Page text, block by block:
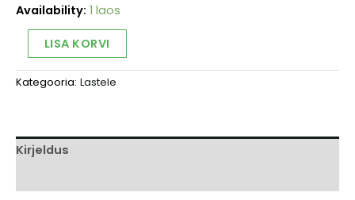
Availability: 1 laos
Trikotaažist
"Kitsekesed",
voodrita
LISA KORVI
Alternative:
Kategooria: Lastele
Kirjeldus